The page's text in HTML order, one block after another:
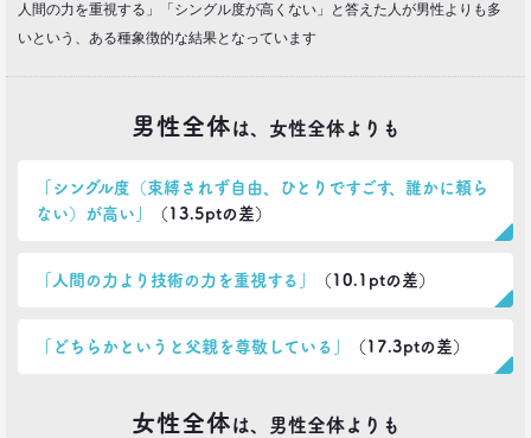
人間の力を重視する」「シングル度が高くない」と答えた人が男性よりも多
いという、ある種象徴的な結果となっています
男性全体は、女性全体よりも
「シングル度（束縛されず自由、ひとりですごす、誰かに頼ら
ない）が高い」
（13.5ptの差）
「人間の力より技術の力を重視する」 （10.1ptの差）
「どちらかというと父親を尊敬している」 （17.3ptの差）
女性全体は、男性全体よりも